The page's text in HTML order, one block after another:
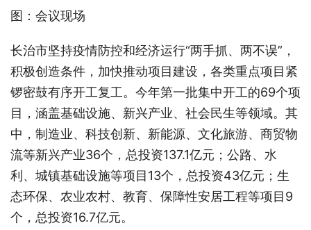
图：会议现场
长治市坚持疫情防控和经济运行“两手抓、两不误”，
积极创造条件，加快推动项目建设，各类重点项目紧
锣密鼓有序开工复工。今年第一批集中开工的69个项
目，涵盖基础设施、新兴产业、社会民生等领域。其
中，制造业、科技创新、新能源、文化旅游、商贸物
流等新兴产业36个，总投资137.1亿元；公路、水
利、城镇基础设施等项目13个，总投资43亿元；生
态环保、农业农村、教育、保障性安居工程等项目9
个，总投资16.7亿元。